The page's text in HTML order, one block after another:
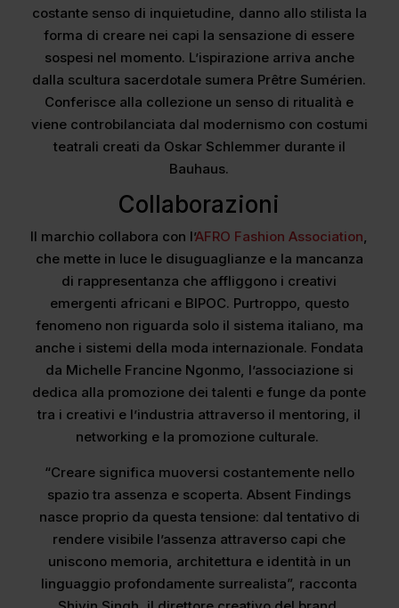
costante senso di inquietudine, danno allo stilista la
forma di creare nei capi la sensazione di essere
sospesi nel momento. L’ispirazione arriva anche
dalla scultura sacerdotale sumera Prêtre Sumérien.
Conferisce alla collezione un senso di ritualità e
viene controbilanciata dal modernismo con costumi
teatrali creati da Oskar Schlemmer durante il
Bauhaus.
Collaborazioni
Il marchio collabora con l’AFRO Fashion Association,
che mette in luce le disuguaglianze e la mancanza
di rappresentanza che affliggono i creativi
emergenti africani e BIPOC. Purtroppo, questo
fenomeno non riguarda solo il sistema italiano, ma
anche i sistemi della moda internazionale. Fondata
da Michelle Francine Ngonmo, l’associazione si
dedica alla promozione dei talenti e funge da ponte
tra i creativi e l’industria attraverso il mentoring, il
networking e la promozione culturale.
“Creare significa muoversi costantemente nello
spazio tra assenza e scoperta. Absent Findings
nasce proprio da questa tensione: dal tentativo di
rendere visibile l’assenza attraverso capi che
uniscono memoria, architettura e identità in un
linguaggio profondamente surrealista”, racconta